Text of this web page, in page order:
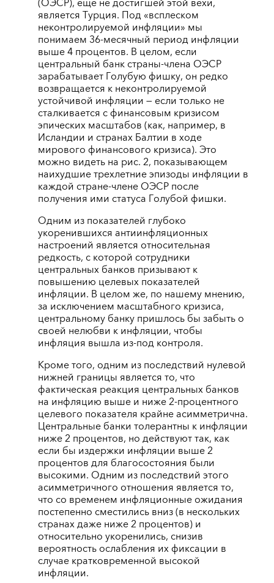
является Турция. Под «всплеском
неконтролируемой инфляции» мы
понимаем 36-месячный период инфляции
выше 4 процентов. В целом, если
центральный банк страны-члена ОЭСР
зарабатывает Голубую фишку, он редко
возвращается к неконтролируемой
устойчивой инфляции — если только не
сталкивается с финансовым кризисом
эпических масштабов (как, например, в
Исландии и странах Балтии в ходе
мирового финансового кризиса). Это
можно видеть на рис. 2, показывающем
наихудшие трехлетние эпизоды инфляции в
каждой стране-члене ОЭСР после
получения ими статуса Голубой фишки.
Одним из показателей глубоко
укоренившихся антиинфляционных
настроений является относительная
редкость, с которой сотрудники
центральных банков призывают к
повышению целевых показателей
инфляции. В целом же, по нашему мнению,
за исключением масштабного кризиса,
центральному банку пришлось бы забыть о
своей нелюбви к инфляции, чтобы
инфляция вышла из-под контроля.
Кроме того, одним из последствий нулевой
нижней границы является то, что
фактическая реакция центральных банков
на инфляцию выше и ниже 2-процентного
целевого показателя крайне асимметрична.
Центральные банки толерантны к инфляции
ниже 2 процентов, но действуют так, как
если бы издержки инфляции выше 2
процентов для благосостояния были
высокими. Одним из последствий этого
асимметричного отношения является то,
что со временем инфляционные ожидания
постепенно сместились вниз (в нескольких
странах даже ниже 2 процентов) и
относительно укоренились, снизив
вероятность ослабления их фиксации в
случае кратковременной высокой
инфляции.